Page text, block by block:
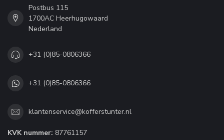
Postbus 115
1700AC Heerhugowaard
Nederland
+31 (0)85-0806366
+31 (0)85-0806366
klantenservice@kofferstunter.nl
KVK nummer: 87761157